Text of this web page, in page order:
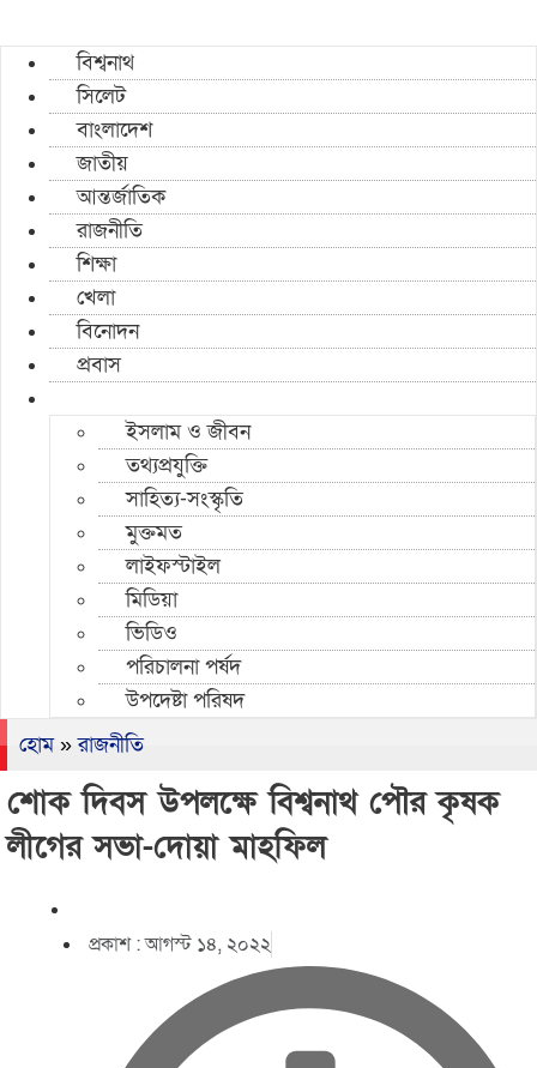
বিশ্বনাথ
সিলেট
বাংলাদেশ
জাতীয়
আন্তর্জাতিক
রাজনীতি
শিক্ষা
খেলা
বিনোদন
প্রবাস
ইসলাম ও জীবন
তথ্যপ্রযুক্তি
সাহিত্য-সংস্কৃতি
মুক্তমত
লাইফস্টাইল
মিডিয়া
ভিডিও
পরিচালনা পর্ষদ
উপদেষ্টা পরিষদ
হোম»রাজনীতি
শোক দিবস উপলক্ষে বিশ্বনাথ পৌর কৃষক
লীগের সভা-দোয়া মাহফিল
প্রকাশ :আগস্ট ১৪, ২০২২